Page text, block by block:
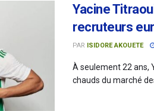
Yacine
recruteurs
PAR ISIDORE AKOUETE
À seulement 22 ans,
chauds du marché